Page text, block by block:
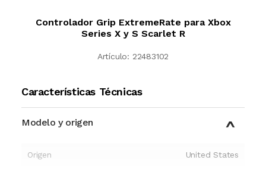
Controlador Grip ExtremeRate para Xbox
Series X y S Scarlet R
Artículo: 22483102
Características Técnicas
Modelo y origen
Origen United States